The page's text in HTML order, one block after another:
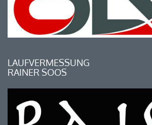
LAUFVERMESSUNG
RAINER SOOS